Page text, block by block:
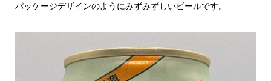
パッケージデザインのようにみずみずしいビールです。